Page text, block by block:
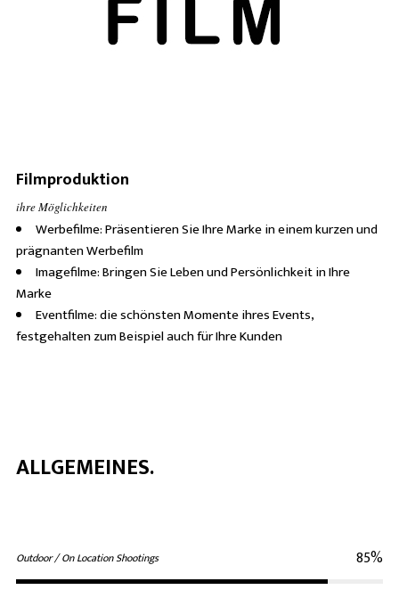
Filmproduktion
ihre Möglichkeiten
Werbefilme: Präsentieren Sie Ihre Marke in einem kurzen und
prägnanten Werbefilm
Imagefilme: Bringen Sie Leben und Persönlichkeit in Ihre
Marke
Eventfilme: die schönsten Momente ihres Events,
festgehalten zum Beispiel auch für Ihre Kunden
ALLGEMEINES.
Outdoor / On Location Shootings 85%